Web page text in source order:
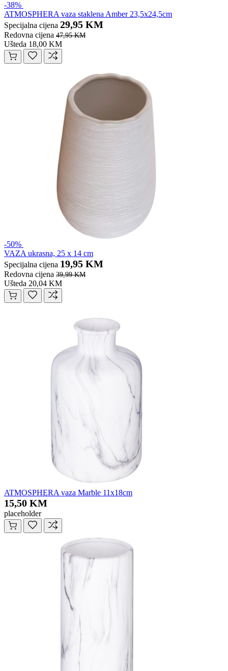
-38%
ATMOSPHERA vaza staklena Amber 23,5x24,5cm
Specijalna cijena 29,95 KM
Redovna cijena 47,95 KM
Ušteda 18,00 KM
-50%
VAZA ukrasna, 25 x 14 cm
Specijalna cijena 19,95 KM
Redovna cijena 39,99 KM
Ušteda 20,04 KM
ATMOSPHERA vaza Marble 11x18cm
15,50 KM
placeholder